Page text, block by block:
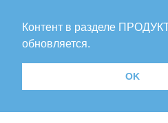
Контент в разделе
обновляется.
OK
Разработан